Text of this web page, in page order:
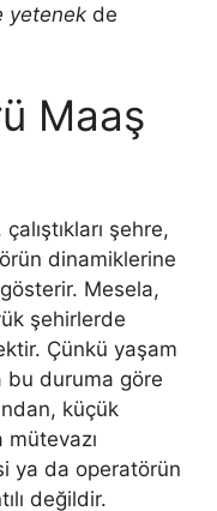
yetenek de
Maaş
şehre,
dinamiklerine
Mesela,
şehirlerde
Çünkü yaşam
bu duruma göre
küçük
ya da operatörün
değildir.